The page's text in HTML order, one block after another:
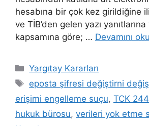
hesabına bir çok kez girildiğine
ve TİB’den gelen yazı
kapsamına göre; … Devamını
Kategoriler
Yargıtay Kararları
Etiketler
eposta şifresi değiştirni
erişimi engelleme suçu, TCK
hukuk bürosu, verileri yok etme